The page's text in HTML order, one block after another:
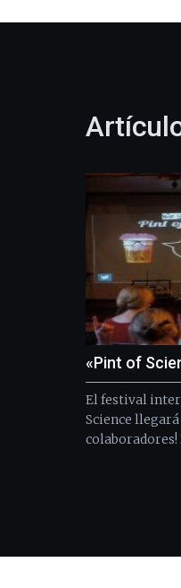
«Pint of
El festival
Science llegará
colaboradores!